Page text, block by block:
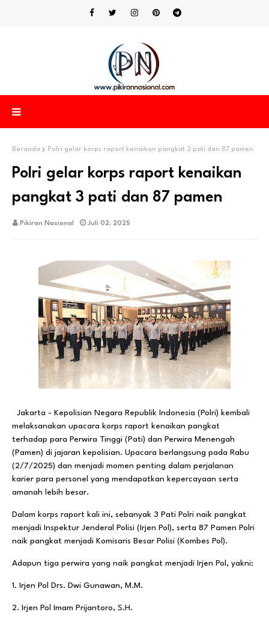
Beranda Polri gelar korps raport kenaikan pangkat 3 pati dan 87 pamen
Polri gelar korps raport kenaikan
pangkat 3 pati dan 87 pamen
Pikiran Nasional Juli 02, 2025
Jakarta - Kepolisian Negara Republik Indonesia (Polri) kembali
melaksanakan upacara korps raport kenaikan pangkat
terhadap para Perwira Tinggi (Pati) dan Perwira Menengah
(Pamen) di jajaran kepolisian. Upacara berlangsung pada Rabu
(2/7/2025) dan menjadi momen penting dalam perjalanan
karier para personel yang mendapatkan kepercayaan serta
amanah lebih besar.
Dalam korps raport kali ini, sebanyak 3 Pati Polri naik pangkat
menjadi Inspektur Jenderal Polisi (Irjen Pol), serta 87 Pamen Polri
naik pangkat menjadi Komisaris Besar Polisi (Kombes Pol).
Adapun tiga perwira yang naik pangkat menjadi Irjen Pol, yakni:
1. Irjen Pol Drs. Dwi Gunawan, M.M.
2. Irjen Pol Imam Prijantoro, S.H.